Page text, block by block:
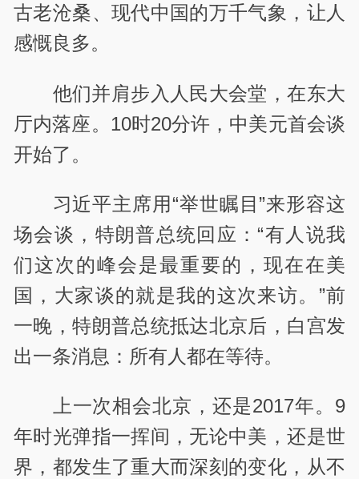
古老沧桑、现代中国的万千气象，让人
感慨良多。
他们并肩步入人民大会堂，在东大
厅内落座。10时20分许，中美元首会谈
开始了。
习近平主席用“举世瞩目”来形容这
场会谈，特朗普总统回应：“有人说我
们这次的峰会是最重要的，现在在美
国，大家谈的就是我的这次来访。”前
一晚，特朗普总统抵达北京后，白宫发
出一条消息：所有人都在等待。
上一次相会北京，还是2017年。9
年时光弹指一挥间，无论中美，还是世
界，都发生了重大而深刻的变化，从不